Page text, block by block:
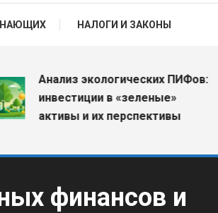
НАЛОГИ И ЗАКОНЫ
Анализ экологических ПИФов:
инвестиции в «зеленые»
активы и их перспективы
финансов и